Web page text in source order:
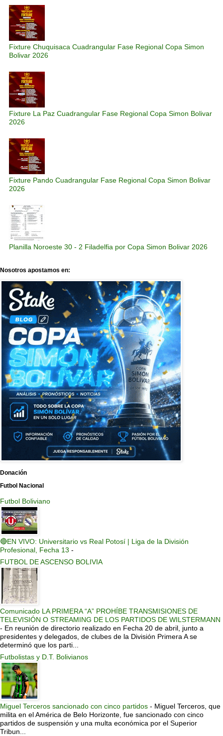
Fixture Chuquisaca Cuadrangular Fase Regional Copa Simon
Bolivar 2026
Fixture La Paz Cuadrangular Fase Regional Copa Simon Bolivar
2026
Fixture Pando Cuadrangular Fase Regional Copa Simon Bolivar
2026
Planilla Noroeste 30 - 2 Filadelfia por Copa Simon Bolivar 2026
Nosotros apostamos en:
Donación
Futbol Nacional
Futbol Boliviano
🔴EN VIVO: Universitario vs Real Potosí | Liga de la División
Profesional, Fecha 13 -
FUTBOL DE ASCENSO BOLIVIA
Comunicado LA PRIMERA “A” PROHÍBE TRANSMISIONES DE
TELEVISIÓN O STREAMING DE LOS PARTIDOS DE WILSTERMANN
- En reunión de directorio realizado en Fecha 20 de abril, junto a
presidentes y delegados, de clubes de la División Primera A se
determinó que los parti...
Futbolistas y D.T. Bolivianos
Miguel Terceros sancionado con cinco partidos - Miguel Terceros, que
milita en el América de Belo Horizonte, fue sancionado con cinco
partidos de suspensión y una multa económica por el Superior
Tribun...